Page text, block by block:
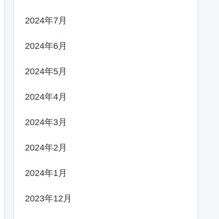
2024年7月
2024年6月
2024年5月
2024年4月
2024年3月
2024年2月
2024年1月
2023年12月